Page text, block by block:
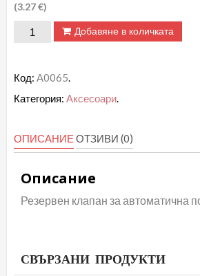
(3.27 €)
количество
за
поилка
Добавяне в количката
Код: А0065.
Категория: Аксесоари.
ОПИСАНИЕ ОТЗИВИ (0)
Описание
Резервен клапан за автоматична
СВЪРЗАНИ ПРОДУКТИ